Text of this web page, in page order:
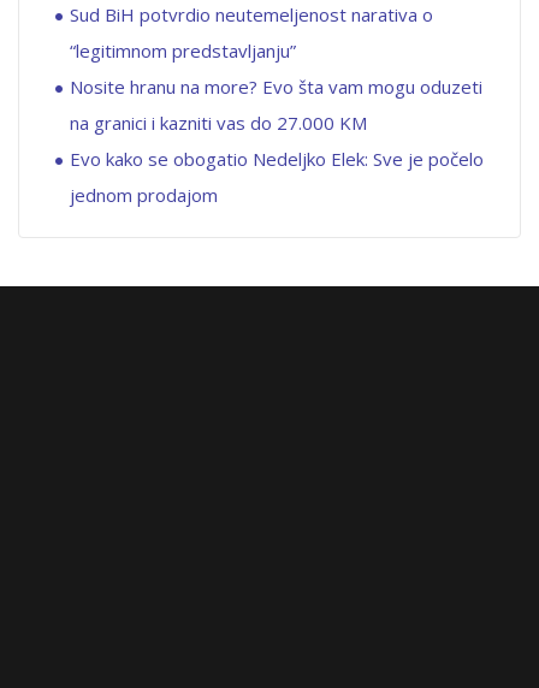
Sud BiH potvrdio neutemeljenost narativa o
“legitimnom predstavljanju”
Nosite hranu na more? Evo šta vam mogu oduzeti
na granici i kazniti vas do 27.000 KM
Evo kako se obogatio Nedeljko Elek: Sve je počelo
jednom prodajom